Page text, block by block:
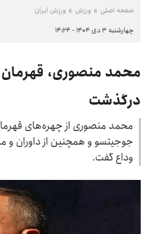
صفحه اصلی ورزش ورزش ایران
چهارشنبه ۳ دی ۱۴۰۴ - ۱۴:۲۴
محمد منصوری،
درگذشت
محمد منصوری از چهره‌های
وداع گفت.